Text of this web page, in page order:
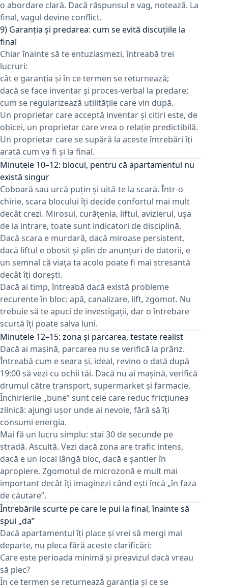
o abordare clară. Dacă răspunsul e vag, notează. La
final, vagul devine conflict.
9) Garanția și predarea: cum se evită discuțiile la
final
Chiar înainte să te entuziasmezi, întreabă trei
lucruri:
cât e garanția și în ce termen se returnează;
dacă se face inventar și proces-verbal la predare;
cum se regularizează utilitățile care vin după.
Un proprietar care acceptă inventar și citiri este, de
obicei, un proprietar care vrea o relație predictibilă.
Un proprietar care se supără la aceste întrebări îți
arată cum va fi și la final.
Minutele 10–12: blocul, pentru că apartamentul nu
există singur
Coboară sau urcă puțin și uită-te la scară. Într-o
chirie, scara blocului îți decide confortul mai mult
decât crezi. Mirosul, curățenia, liftul, avizierul, ușa
de la intrare, toate sunt indicatori de disciplină.
Dacă scara e murdară, dacă miroase persistent,
dacă liftul e obosit și plin de anunțuri de datorii, e
un semnal că viața ta acolo poate fi mai stresantă
decât îți dorești.
Dacă ai timp, întreabă dacă există probleme
recurente în bloc: apă, canalizare, lift, zgomot. Nu
trebuie să te apuci de investigații, dar o întrebare
scurtă îți poate salva luni.
Minutele 12–15: zona și parcarea, testate realist
Dacă ai mașină, parcarea nu se verifică la prânz.
Întreabă cum e seara și, ideal, revino o dată după
19:00 să vezi cu ochii tăi. Dacă nu ai mașină, verifică
drumul către transport, supermarket și farmacie.
Închirierile „bune” sunt cele care reduc fricțiunea
zilnică: ajungi ușor unde ai nevoie, fără să îți
consumi energia.
Mai fă un lucru simplu: stai 30 de secunde pe
stradă. Ascultă. Vezi dacă zona are trafic intens,
dacă e un local lângă bloc, dacă e șantier în
apropiere. Zgomotul de microzonă e mult mai
important decât îți imaginezi când ești încă „în faza
de căutare”.
Întrebările scurte pe care le pui la final, înainte să
spui „da”
Dacă apartamentul îți place și vrei să mergi mai
departe, nu pleca fără aceste clarificări:
Care este perioada minimă și preavizul dacă vreau
să plec?
În ce termen se returnează garanția și ce se